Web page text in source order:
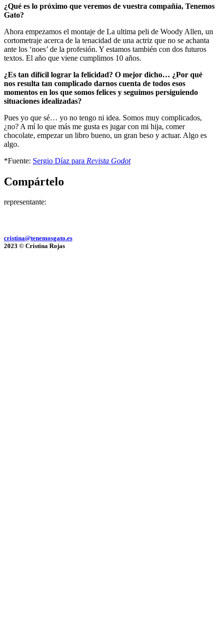
¿Qué es lo próximo que veremos de vuestra compañía, Tenemos
Gato?
Ahora empezamos el montaje de La ultima peli de Woody Allen, un
cortometraje acerca de la tenacidad de una actriz que no se achanta
ante los ‘noes’ de la profesión. Y estamos también con dos futuros
textos. El año que viene cumplimos 10 años.
¿Es tan difícil lograr la felicidad? O mejor dicho… ¿Por qué
nos resulta tan complicado darnos cuenta de todos esos
momentos en los que somos felices y seguimos persiguiendo
situaciones idealizadas?
Pues yo que sé… yo no tengo ni idea. Somos muy complicados,
¿no? A mí lo que más me gusta es jugar con mi hija, comer
chocolate, empezar un libro bueno, un gran beso y actuar. Algo es
algo.
*Fuente: Sergio Díaz para Revista Godot
Compártelo
representante:
cristina@tenemosgato.es
2023 © Cristina Rojas